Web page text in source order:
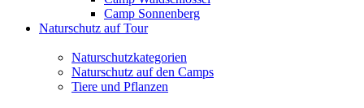
Camp Sonnenberg
Naturschutz auf Tour
Naturschutzkategorien
Naturschutz auf den Camps
Tiere und Pflanzen